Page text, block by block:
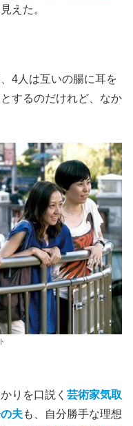
えた。
4人は互いの腸に耳を
するのだけれど、なか
りを口説く 芸術家気取
夫も、自分勝手な理想